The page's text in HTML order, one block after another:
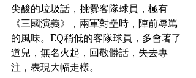
尖酸的垃圾話，挑釁客隊球員，極有
《三國演義》，兩軍對壘時，陣前辱罵
的風味。EQ稍低的客隊球員，多會著了
道兒，無名火起，回敬髒話，失去專
注，表現大幅走樣。